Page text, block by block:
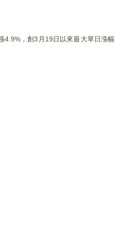
，創3月19日以來最大單日漲